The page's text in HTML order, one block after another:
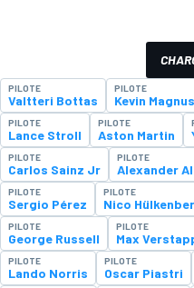
PILOTE
Valtteri Bottas
PILOTE
Kevin
PILOTE
Lance Stroll
PILOTE
Aston Martin
PILOTE
Carlos Sainz Jr
PILOTE
Alexander
PILOTE
Sergio Pérez
PILOTE
Nico
PILOTE
George Russell
PILOTE
Max
PILOTE
Lando Norris
PILOTE
Oscar Piastri